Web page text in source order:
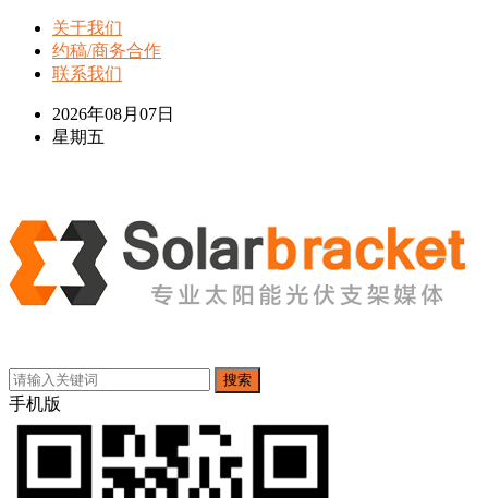
关于我们
约稿/商务合作
联系我们
2026年08月07日
星期五
搜索
手机版